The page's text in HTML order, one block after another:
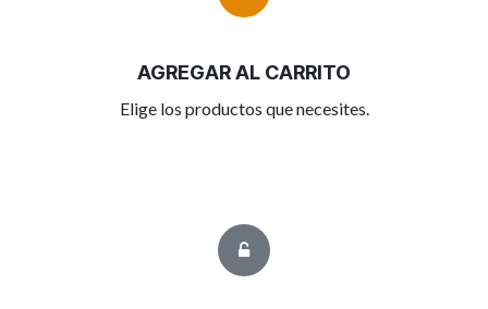
AGREGAR AL CARRITO
Elige los productos que necesites.